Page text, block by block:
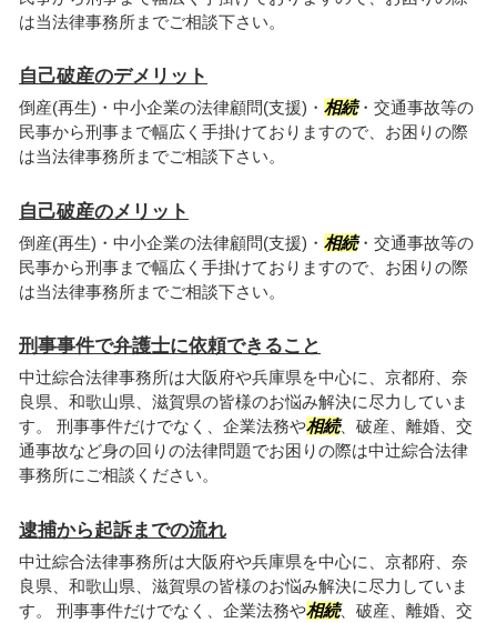
は当法律事務所までご相談下さい。
自己破産のデメリット
倒産(再生)・中小企業の法律顧問(支援)・ 相続・交通事故等の
民事から刑事まで幅広く手掛けておりますので、お困りの際
は当法律事務所までご相談下さい。
自己破産のメリット
倒産(再生)・中小企業の法律顧問(支援)・ 相続・交通事故等の
民事から刑事まで幅広く手掛けておりますので、お困りの際
は当法律事務所までご相談下さい。
刑事事件で弁護士に依頼できること
中辻綜合法律事務所は大阪府や兵庫県を中心に、京都府、奈
良県、和歌山県、滋賀県の皆様のお悩み解決に尽力していま
す。 刑事事件だけでなく、企業法務や相続、破産、離婚、交
通事故など身の回りの法律問題でお困りの際は中辻綜合法律
事務所にご相談ください。
逮捕から起訴までの流れ
中辻綜合法律事務所は大阪府や兵庫県を中心に、京都府、奈
良県、和歌山県、滋賀県の皆様のお悩み解決に尽力していま
す。 刑事事件だけでなく、企業法務や相続、破産、離婚、交